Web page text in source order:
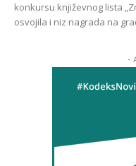
konkursu književnog lista
osvojila i niz nagrada na
-